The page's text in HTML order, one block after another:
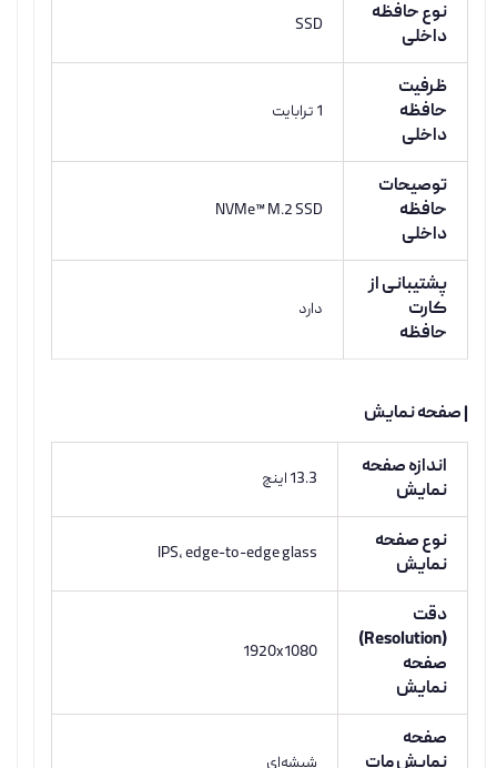
نوع حافظه
داخلی
SSD
ظرفیت
حافظه
داخلی
1 ترابایت
توصیحات
حافظه
داخلی
NVMe™ M.2 SSD
پشتیبانی از
کارت
حافظه
دارد
| صفحه نمایش
اندازه صفحه
نمایش
13.3 اینچ
نوع صفحه
نمایش
IPS, edge-to-edge glass
دقت
(Resolution)
صفحه
نمایش
1920x1080
صفحه